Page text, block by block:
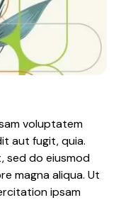
voluptatem
aut fugit, quia.
sed do eiusmod
magna aliqua. Ut
ipsam